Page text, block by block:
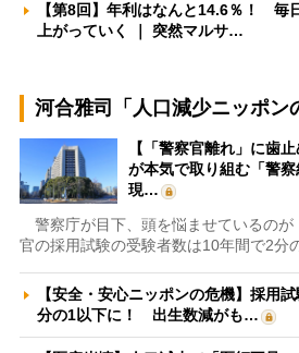
【第8回】年利はなんと14.6％！ 毎
上がっていく ｜ 突然マルサ…
河合雅司「人口減少ニッポン
【「警察官離れ」に歯
が本気で取り組む「警
現…
警察庁が目下、頭を悩ませているのが
官の採用試験の受験者数は10年間で2分
【安全・安心ニッポンの危機】採用
分の1以下に！ 出生数減がも…